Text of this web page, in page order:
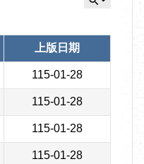
上版日期
115-01-28
115-01-28
115-01-28
115-01-28